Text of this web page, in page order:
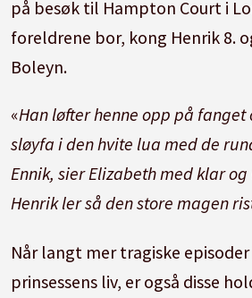
på besøk til Hampton Court i
foreldrene bor, kong Henrik 8.
Boleyn.
«Han løfter henne opp på fanget
sløyfa i den hvite lua med de
Ennik, sier Elizabeth med klar
Henrik ler så den store magen
Når langt mer tragiske
prinsessens liv, er også disse